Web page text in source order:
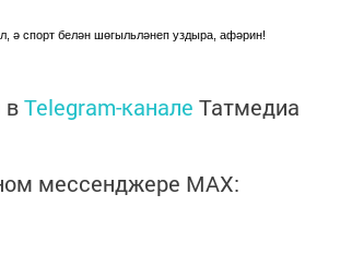
ә спорт белән шөгыльләнеп уздыра, афәрин!
вTelegram-канале Татмедиа
мессенджере MАХ: